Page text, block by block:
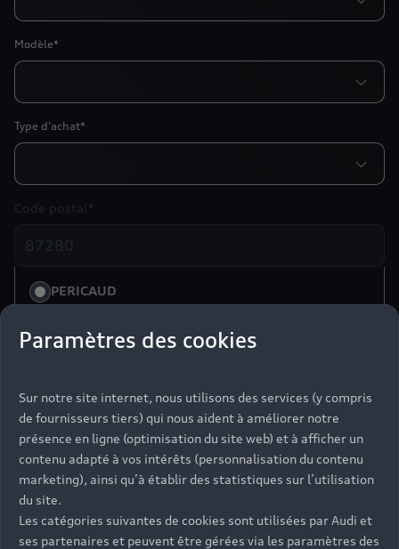
Paramètres des cookies
Sur notre site internet, nous utilisons des services (y compris
de fournisseurs tiers) qui nous aident à améliorer notre
présence en ligne (optimisation du site web) et à afficher un
contenu adapté à vos intérêts (personnalisation du contenu
marketing), ainsi qu’à établir des statistiques sur l’utilisation
du site.
Les catégories suivantes de cookies sont utilisées par Audi et
ses partenaires et peuvent être gérées via les paramètres des
Modèle*
Type d'achat*
Code postal*
PERICAUD
Z.I. NORD VILLAGE AUTOMOBILES
Madame
Monsieur
Nom*
Prénom*